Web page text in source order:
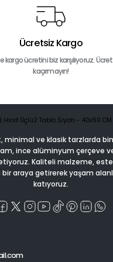
Ücretsiz Kargo
kargo ücretini biz karşılıyoruz.
kaçırmayın!
minimal ve klasik tarzlarda
ince alüminyum çerçeve
Kaliteli malzeme,
bir araya getirerek yaşam
katıyoruz.